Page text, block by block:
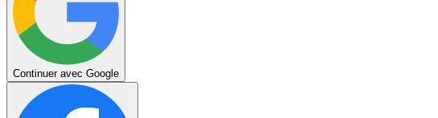
Continuer avec Google